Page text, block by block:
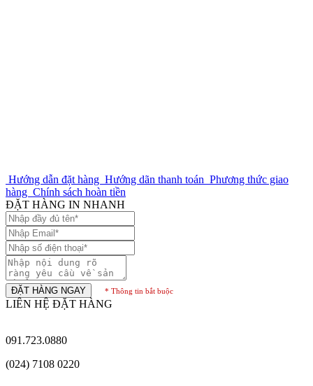
Hướng dẫn đặt hàng Hướng dãn thanh toán Phương thức giao
hàng Chính sách hoàn tiền
ĐẶT HÀNG IN NHANH
ĐẶT HÀNG NGAY * Thông tin bắt buộc
LIÊN HỆ ĐẶT HÀNG
091.723.0880
(024) 7108 0220